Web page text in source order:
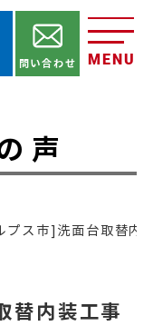
MENU
問い合わせ
声
プス市]洗面台取替内
替内装工事